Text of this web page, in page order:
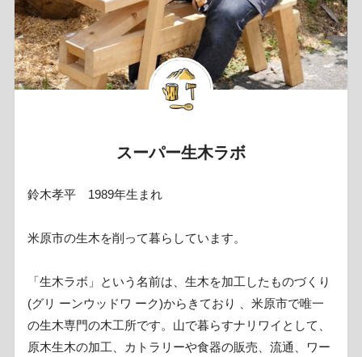
スーパー生木ラボ
鈴木孝平 1989年生まれ
米原市の生木を削って暮らしています。
「生木ラボ」という名前は、生木を加工したものづくり
(グリ ーンウッドワ ーク)からきており 、米原市で唯一
の生木専門の木工所です。山で暮らすナリワイとして、
原木生木の加工、カトラリーや食器の販売、流通、ワー